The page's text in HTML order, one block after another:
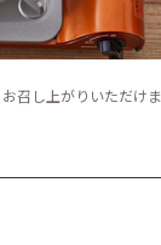
召し上がりいただけま